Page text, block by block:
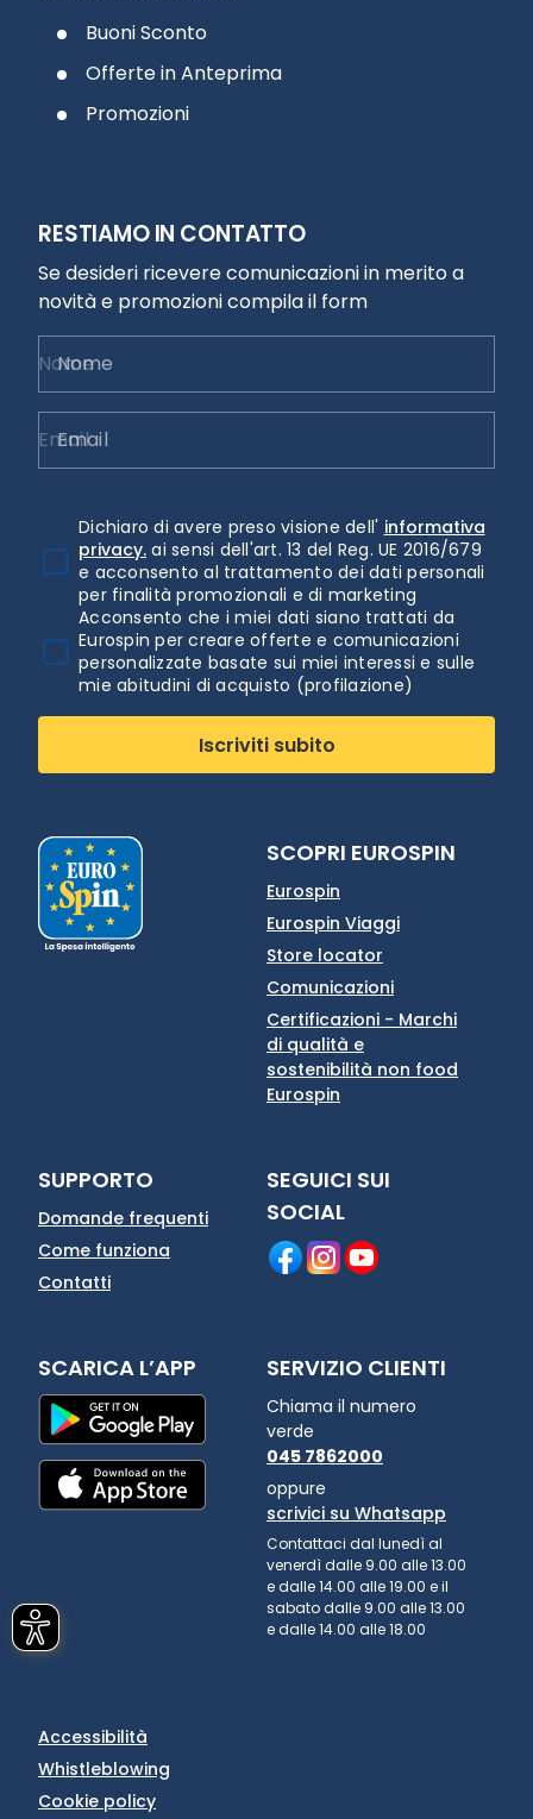
Buoni Sconto
Offerte in Anteprima
Promozioni
RESTIAMO IN CONTATTO
Se desideri ricevere comunicazioni in merito a
novità e promozioni compila il form
Nome
Email
Dichiaro di avere preso visione dell' informativa
privacy. ai sensi dell'art. 13 del Reg. UE 2016/679
e acconsento al trattamento dei dati personali
per finalità promozionali e di marketing
Acconsento che i miei dati siano trattati da
Eurospin per creare offerte e comunicazioni
personalizzate basate sui miei interessi e sulle
mie abitudini di acquisto (profilazione)
Iscriviti subito
SCOPRI EUROSPIN
Eurospin
Eurospin Viaggi
Store locator
Comunicazioni
Certificazioni - Marchi
di qualità e
sostenibilità non food
Eurospin
SUPPORTO
Domande frequenti
Come funziona
Contatti
SEGUICI SUI
SOCIAL
SCARICA L’APP SERVIZIO CLIENTI
Chiama il numero
verde
045 7862000
oppure
scrivici su Whatsapp
Contattaci dal lunedì al
venerdì dalle 9.00 alle 13.00
e dalle 14.00 alle 19.00 e il
sabato dalle 9.00 alle 13.00
e dalle 14.00 alle 18.00
Accessibilità
Whistleblowing
Cookie policy